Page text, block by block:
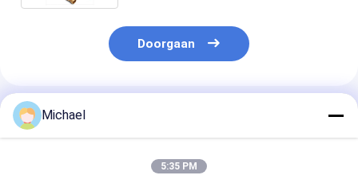
Doorgaan
Geadviseerde Producten
Michael
5:35 PM